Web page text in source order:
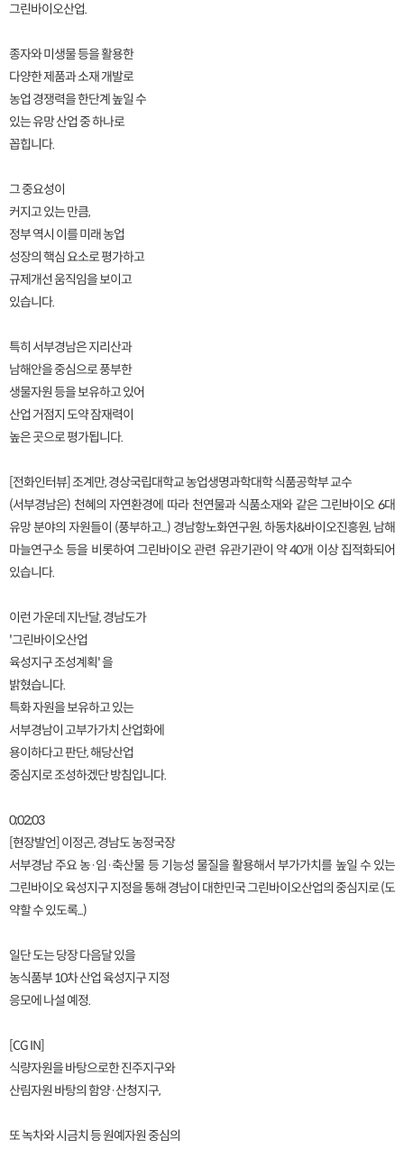
그린바이오산업.
종자와 미생물 등을 활용한
다양한 제품과 소재 개발로
농업 경쟁력을 한단계 높일 수
있는 유망 산업 중 하나로
꼽힙니다.
그 중요성이
커지고 있는 만큼,
정부 역시 이를 미래 농업
성장의 핵심 요소로 평가하고
규제개선 움직임을 보이고
있습니다.
특히 서부경남은 지리산과
남해안을 중심으로 풍부한
생물자원 등을 보유하고 있어
산업 거점지 도약 잠재력이
높은 곳으로 평가됩니다.
[전화인터뷰] 조계만, 경상국립대학교 농업생명과학대학 식품공학부 교수
(서부경남은) 천혜의 자연환경에 따라 천연물과 식품소재와 같은 그린바이오 6대
유망 분야의 자원들이 (풍부하고...) 경남항노화연구원, 하동차&바이오진흥원, 남해
마늘연구소 등을 비롯하여 그린바이오 관련 유관기관이 약 40개 이상 집적화되어
있습니다.
이런 가운데 지난달, 경남도가
'그린바이오산업
육성지구 조성계획' 을
밝혔습니다.
특화 자원을 보유하고 있는
서부경남이 고부가가치 산업화에
용이하다고 판단, 해당산업
중심지로 조성하겠단 방침입니다.
0;02;03
[현장발언] 이정곤, 경남도 농정국장
서부경남 주요 농·임·축산물 등 기능성 물질을 활용해서 부가가치를 높일 수 있는
그린바이오 육성지구 지정을 통해 경남이 대한민국 그린바이오산업의 중심지로 (도
약할 수 있도록...)
일단 도는 당장 다음달 있을
농식품부 10차 산업 육성지구 지정
응모에 나설 예정.
[CG IN]
식량자원을 바탕으로한 진주지구와
산림자원 바탕의 함양·산청지구,
또 녹차와 시금치 등 원예자원 중심의